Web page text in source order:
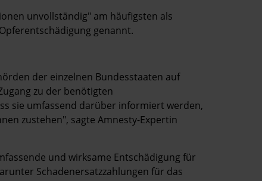
unvollständig" am häufigsten als
genannt.
der einzelnen Bundesstaaten auf
zu der benötigten
sie umfassend darüber informiert werden,
zustehen", sagte Amnesty-Expertin
und wirksame Entschädigung für
Schadenersatzzahlungen für das